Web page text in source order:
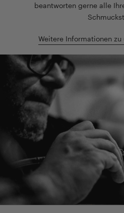
beantworten gerne alle
Weitere Informationen